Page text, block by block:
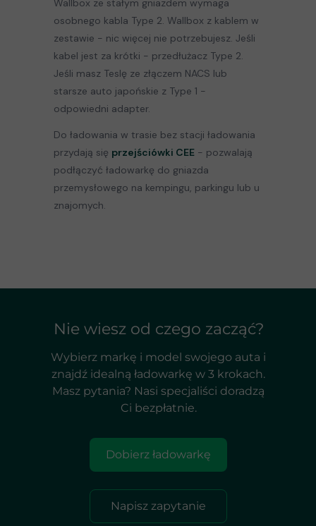
osobnego kabla Type 2. Wallbox z kablem w
zestawie - nic więcej nie potrzebujesz. Jeśli
kabel jest za krótki - przedłużacz Type 2.
Jeśli masz Teslę ze złączem NACS lub
starsze auto japońskie z Type 1 -
odpowiedni adapter.
Do ładowania w trasie bez stacji ładowania
przydają się przejściówki CEE - pozwalają
podłączyć ładowarkę do gniazda
przemysłowego na kempingu, parkingu lub u
znajomych.
Nie wiesz od czego zacząć?
Napisz zapytanie
Dobierz ładowarkę
Wybierz markę i model swojego auta i
znajdź idealną ładowarkę w 3 krokach.
Masz pytania? Nasi specjaliści doradzą
Ci bezpłatnie.